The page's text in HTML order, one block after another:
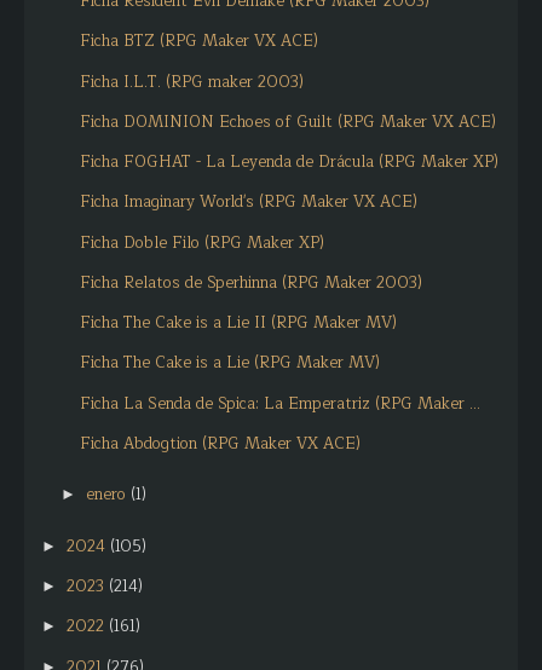
Ficha BTZ (RPG Maker VX ACE)
Ficha I.L.T. (RPG maker 2003)
Ficha DOMINION Echoes of Guilt (RPG Maker VX ACE)
Ficha FOGHAT - La Leyenda de Drácula (RPG Maker XP)
Ficha Imaginary World's (RPG Maker VX ACE)
Ficha Doble Filo (RPG Maker XP)
Ficha Relatos de Sperhinna (RPG Maker 2003)
Ficha The Cake is a Lie II (RPG Maker MV)
Ficha The Cake is a Lie (RPG Maker MV)
Ficha La Senda de Spica: La Emperatriz (RPG Maker ...
Ficha Abdogtion (RPG Maker VX ACE)
► enero (1)
► 2024 (105)
► 2023 (214)
► 2022 (161)